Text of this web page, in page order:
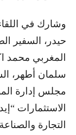
وشارك في
حيدر، السفير
المغربي محمد
سلمان أطهر،
مجلس إدارة
الاستثمارات
التجارة